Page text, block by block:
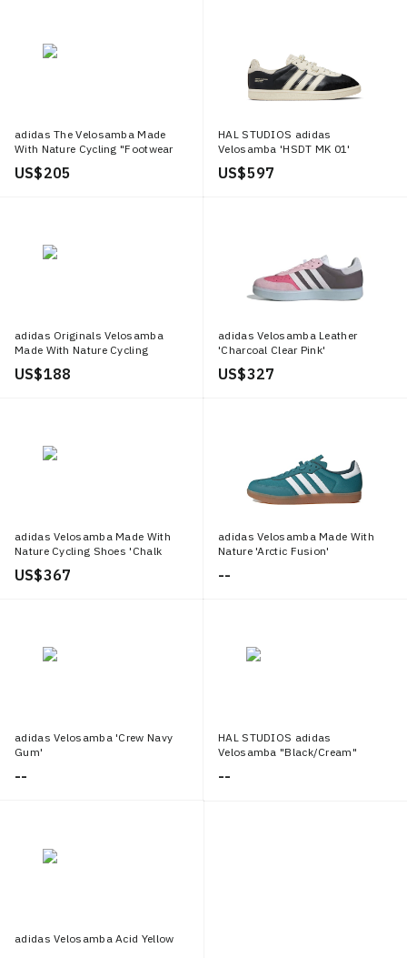
adidas The Velosamba Made
With Nature Cycling "Footwear
White/Core Black/Off White"
US$ 205
HAL STUDIOS adidas
Velosamba 'HSDT MK 01'
US$ 597
adidas Originals Velosamba
Made With Nature Cycling
"Footwear White/Core Black/Off
White"
US$ 188
adidas Velosamba Leather
'Charcoal Clear Pink'
US$ 327
adidas Velosamba Made With
Nature Cycling Shoes 'Chalk
White'
US$ 367
adidas Velosamba Made With
Nature 'Arctic Fusion'
--
adidas Velosamba 'Crew Navy
Gum'
--
HAL STUDIOS adidas
Velosamba "Black/Cream"
--
adidas Velosamba Acid Yellow